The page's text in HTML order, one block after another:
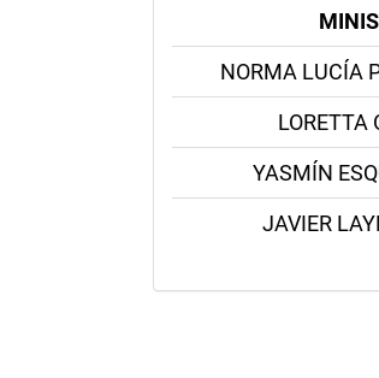
NORMA LUCÍA
LORETTA
YASMÍN
JAVIER